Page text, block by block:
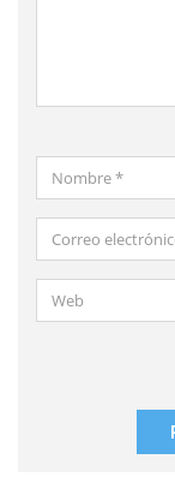
Nombre
*
Correo
electrónico
*Web